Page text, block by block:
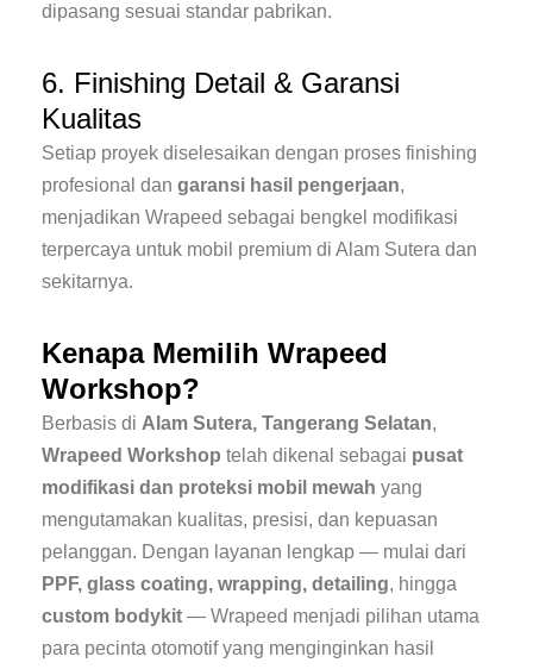
dipasang sesuai standar pabrikan.
6. Finishing Detail & Garansi
Kualitas
Setiap proyek diselesaikan dengan proses finishing
profesional dan garansi hasil pengerjaan,
menjadikan Wrapeed sebagai bengkel modifikasi
terpercaya untuk mobil premium di Alam Sutera dan
sekitarnya.
Kenapa Memilih Wrapeed
Workshop?
Berbasis di Alam Sutera, Tangerang Selatan,
Wrapeed Workshop telah dikenal sebagai pusat
modifikasi dan proteksi mobil mewah yang
mengutamakan kualitas, presisi, dan kepuasan
pelanggan. Dengan layanan lengkap — mulai dari
PPF, glass coating, wrapping, detailing, hingga
custom bodykit — Wrapeed menjadi pilihan utama
para pecinta otomotif yang menginginkan hasil